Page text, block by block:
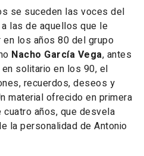
se suceden las voces del
las de aquellos que le
en los años 80 del grupo
Nacho García Vega, antes
solitario en los 90, el
recuerdos, deseos y
material ofrecido en primera
años, que desvela
la personalidad de Antonio